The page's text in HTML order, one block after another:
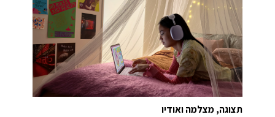
תצוגה, מצלמה ואודיו